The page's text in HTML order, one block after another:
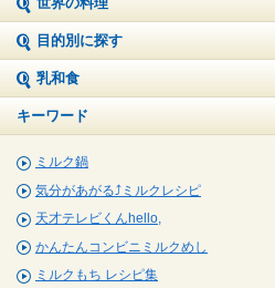
世界の料理
目的別に探す
乳和食
キーワード
ミルク鍋
気分があがる⤴ミルクレシピ
天才テレビくんhello,
かんたんコンビニミルクめし
ミルクもち レシピ集